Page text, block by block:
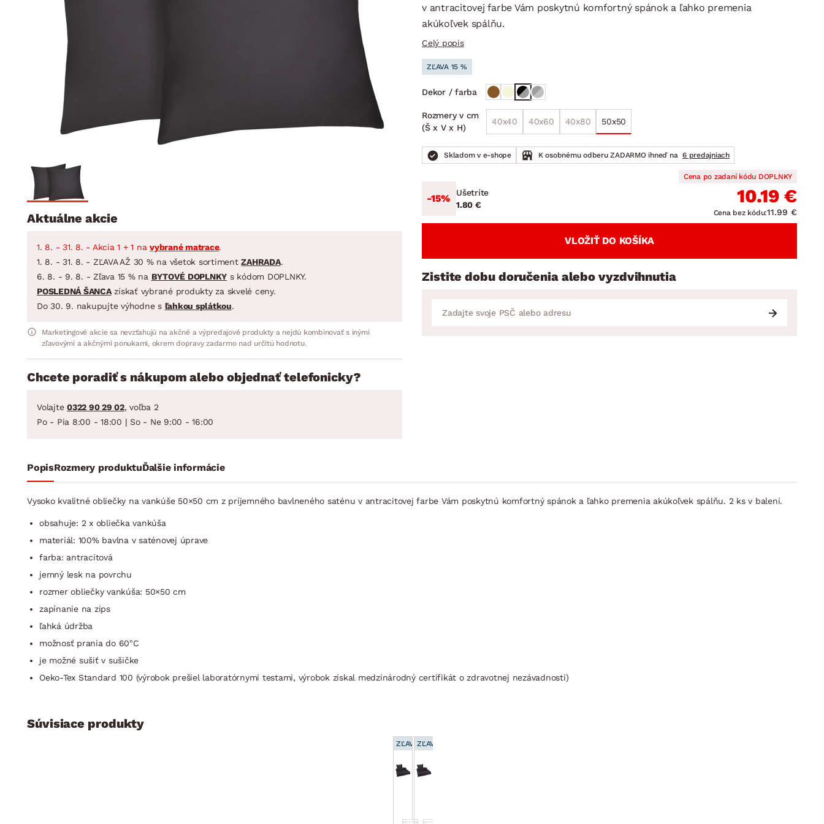
Predsieň, šatník a chodba
BYTOVÝ TEXTIL
Závesy a žalúzie
Zobrazit vše
DOMÁCE SPOTREBIČE ZÁHRADNÉ DOPLNKY VIANOCE
VEĽKÁ NOC
Záhradné doplnky
v antracitovej farbe Vám poskytnú komfortný spánok a ľahko premenia
akúkoľvek spálňu.
Celý popis
ZĽAVA 15 %
Dekor / farba
Rozmery v cm
(Š x V x H)
40x40 40x60 40x80 50x50
Skladom v e-shope K osobnému odberu ZADARMO ihneď na 6 predajniach
-15%
Ušetríte
1.80 €
Cena po zadaní kódu DOPLNKY
10.19 €
Cena bez kódu:11.99 €
VLOŽIŤ DO KOŠÍKA
Zistite dobu doručenia alebo vyzdvihnutia
Aktuálne akcie
1. 8. - 31. 8. - Akcia 1 + 1 na vybrané matrace.
1. 8. - 31. 8. - ZĽAVA AŽ 30 % na všetok sortimentZAHRADA.
6. 8. - 9. 8. - Zľava 15 % na BYTOVÉ DOPLNKY s kódom DOPLNKY.
POSLEDNÁ ŠANCAzískať vybrané produkty za skvelé ceny.
Do 30. 9. nakupujte výhodne s ľahkou splátkou.
Marketingové akcie sa nevzťahujú na akčné a výpredajové produkty a nejdú kombinovať s inými
zľavovými a akčnými ponukami, okrem dopravy zadarmo nad určitú hodnotu.
Chcete poradiť s nákupom alebo objednať telefonicky?
Volajte 0322 90 29 02, voľba 2
Po - Pia 8:00 - 18:00 | So - Ne 9:00 - 16:00
PopisRozmery produktuĎalšie informácie
Vysoko kvalitné obliečky na vankúše 50×50 cm z príjemného bavlneného saténu v antracitovej farbe Vám poskytnú komfortný spánok a ľahko premenia akúkoľvek spálňu. 2 ks v balení.
obsahuje: 2 x obliečka vankúša
materiál: 100% bavlna v saténovej úprave
farba: antracitová
jemný lesk na povrchu
rozmer obliečky vankúša: 50×50 cm
zapínanie na zips
ľahká údržba
možnosť prania do 60°C
je možné sušiť v sušičke
Oeko-Tex Standard 100 (výrobok prešiel laboratórnymi testami, výrobok získal medzinárodný certifikát o zdravotnej nezávadnosti)
Súvisiace produkty
ZĽAVA 15 %ZĽAVA 15 %